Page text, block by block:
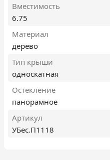
Вместимость
6.75
Материал
дерево
Тип крыши
односкатная
Остекление
панорамное
Артикул
УБес.П1118